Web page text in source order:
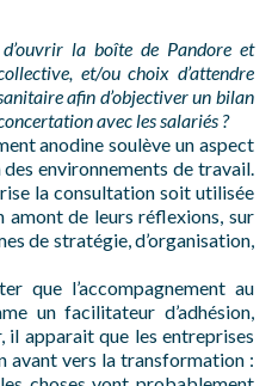
la boîte de Pandore et
et/ou choix d’attendre
afin d’objectiver un bilan
avec les salariés ?
anodine soulève un aspect
environnements de travail.
la consultation soit utilisée
amont de leurs réflexions, sur
de stratégie, d’organisation,
que l’accompagnement au
un facilitateur d’adhésion,
il apparait que les entreprises
avant vers la transformation :